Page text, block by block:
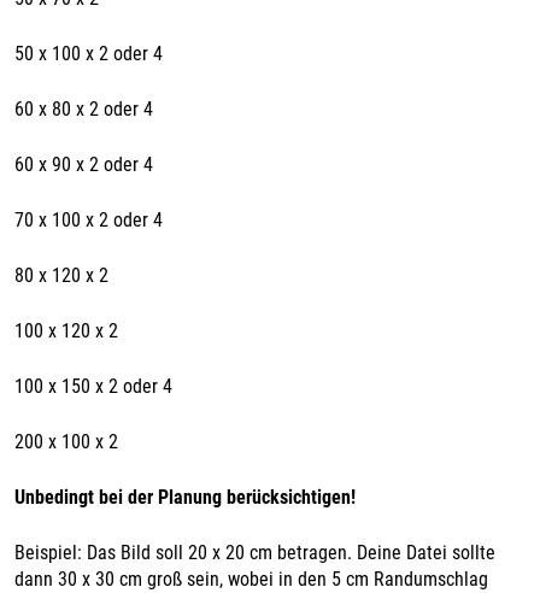
50 x 100 x 2 oder 4
60 x 80 x 2 oder 4
60 x 90 x 2 oder 4
70 x 100 x 2 oder 4
80 x 120 x 2
100 x 120 x 2
100 x 150 x 2 oder 4
200 x 100 x 2
Unbedingt bei der Planung berücksichtigen!
Beispiel: Das Bild soll 20 x 20 cm betragen. Deine Datei sollte
dann 30 x 30 cm groß sein, wobei in den 5 cm Randumschlag